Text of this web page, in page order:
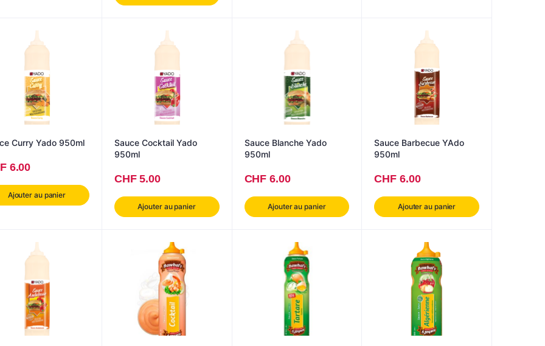
Sauce Curry Yado 950ml
6.00
Ajouter au panier
Sauce Cocktail Yado
950ml
CHF5.00
Ajouter au panier
Sauce Blanche Yado
950ml
CHF 6.00
Ajouter au panier
Sauce Barbecue YAdo
950ml
CHF6.00
Ajouter au panier